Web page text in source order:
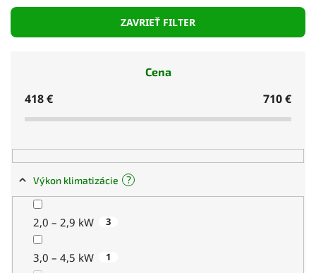
Zachovanie plného výkonu aj pri menšom
Energetická efektivita A++ až A+++
Tichý chod vhodný na nočné používanie
ZAVRIEŤ FILTER
Cena
418€ 710€
Výkon klimatizácie ?
2,0 – 2,9 kW 3
3,0 – 4,5 kW 1